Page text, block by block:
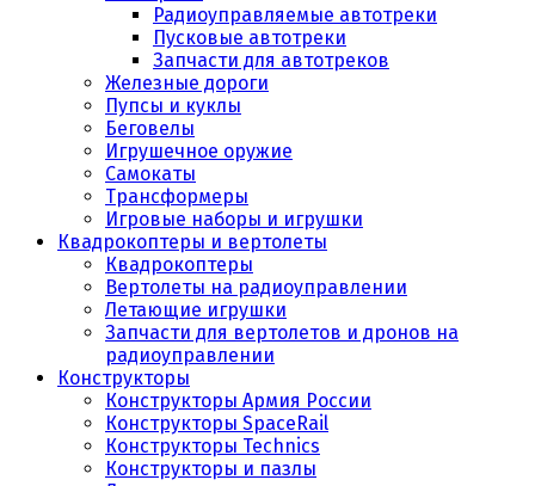
Радиоуправляемые автотреки
Пусковые автотреки
Запчасти для автотреков
Железные дороги
Пупсы и куклы
Беговелы
Игрушечное оружие
Самокаты
Трансформеры
Игровые наборы и игрушки
Квадрокоптеры и вертолеты
Квадрокоптеры
Вертолеты на радиоуправлении
Летающие игрушки
Запчасти для вертолетов и дронов на
радиоуправлении
Конструкторы
Конструкторы Армия России
Конструкторы SpaceRail
Конструкторы Technics
Конструкторы и пазлы